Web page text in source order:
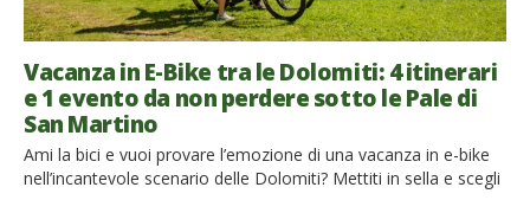
Vacanza in E-Bike tra le Dolomiti: 4 itinerari
e 1 evento da non perdere sotto le Pale di
San Martino
Ami la bici e vuoi provare l’emozione di una vacanza in e-bike
nell’incantevole scenario delle Dolomiti? Mettiti in sella e scegli